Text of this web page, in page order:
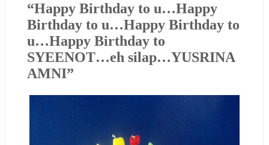
“Happy Birthday to u…Happy
Birthday to u…Happy Birthday to
u…Happy Birthday to
SYEENOT…eh silap…YUSRINA
AMNI”